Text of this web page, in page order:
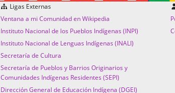
Ligas Externas
Ventana a mi Comunidad en Wikipedia
Instituto Nacional de los Pueblos Indígenas (INPI)
Instituto Nacional de Lenguas Indígenas (INALI)
Secretaría de Cultura
Secretaría de Pueblos y Barrios Originarios y
Comunidades Indígenas Residentes (SEPI)
Dirección General de Educación Indígena (DGEI)